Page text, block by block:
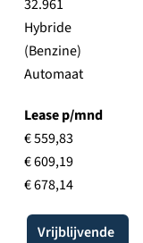
32.961
Hybride
(Benzine)
Automaat
Lease p/mnd
€ 559,83
€ 609,19
€ 678,14
Vrijblijvende